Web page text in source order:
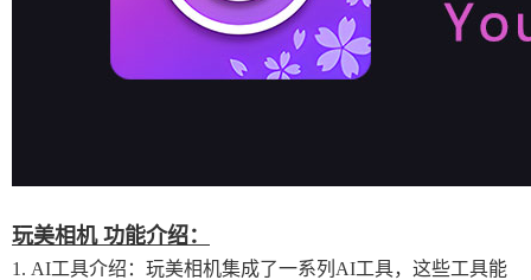
玩美相机 功能介绍：
1. AI工具介绍：玩美相机集成了一系列AI工具，这些工具能